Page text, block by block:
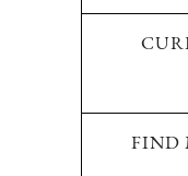
FIND